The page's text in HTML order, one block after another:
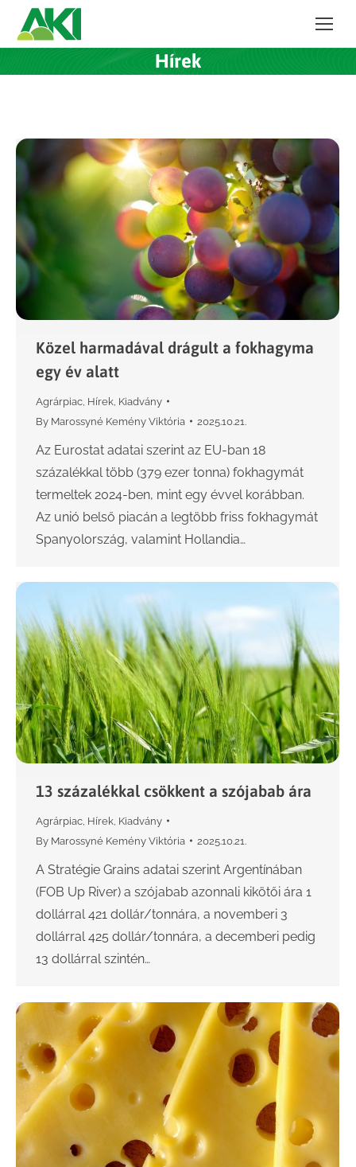
Hírek
Közel harmadával drágult a fokhagyma
egy év alatt
Agrárpiac Hírek Kiadvány
By Marossyné Kemény Viktória 2025.10.21.
Az Eurostat adatai szerint az EU-ban 18
százalékkal több (379 ezer tonna) fokhagymát
termeltek 2024-ben, mint egy évvel korábban.
Az unió belső piacán a legtöbb friss fokhagymát
Spanyolország, valamint Hollandia…
13 százalékkal csökkent a szójabab ára
Agrárpiac Hírek Kiadvány
By Marossyné Kemény Viktória 2025.10.21.
A Stratégie Grains adatai szerint Argentínában
(FOB Up River) a szójabab azonnali kikötői ára 1
dollárral 421 dollár/tonnára, a novemberi 3
dollárral 425 dollár/tonnára, a decemberi pedig
13 dollárral szintén…